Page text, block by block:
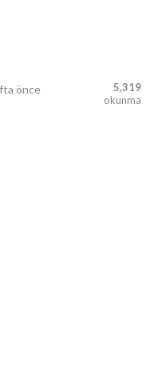
önce
5,319
okunma